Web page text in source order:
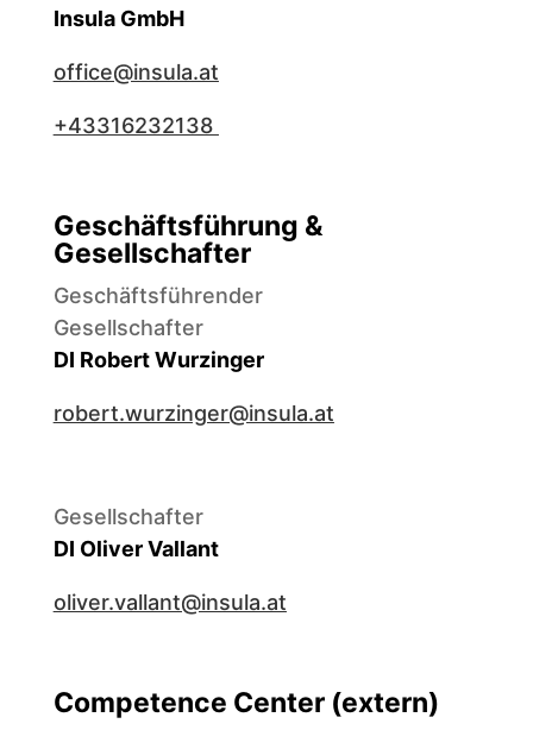
Insula GmbH
office@insula.at
+43316232138
Geschäftsführung &
Gesellschafter
Geschäftsführender
Gesellschafter
DI Robert Wurzinger
robert.wurzinger@insula.at
Gesellschafter
DI Oliver Vallant
oliver.vallant@insula.at
Competence Center (extern)